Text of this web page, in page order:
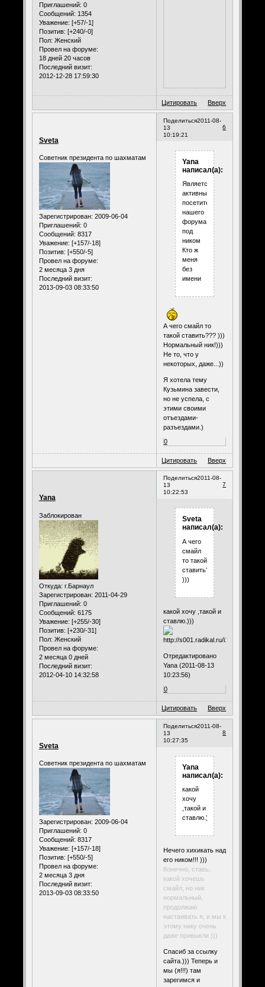
Приглашений: 0
Сообщений: 1354
Уважение: [+57/-1]
Позитив: [+240/-0]
Пол: Женский
Провел на форуме:
18 дней 20 часов
Последний визит:
2012-12-28 17:59:30
Цитировать Вверх
Поделиться
6
2011-08-
13
10:19:21
Sveta
Советник президента по шахматам
Зарегистрирован: 2009-06-04
Приглашений: 0
Сообщений: 8317
Уважение: [+157/-18]
Позитив: [+550/-5]
Провел на форуме:
2 месяца 3 дня
Последний визит:
2013-09-03 08:33:50
Yana
написал(а):
Является
активным
посетителем
нашего
форума
под
ником
Кто ж
меня
без
имени
А чего смайл то
такой ставить??? )))
Нормальный ник!)))
Не то, что у
некоторых, даже...))
Я хотела тему
Кузьмина завести,
но не успела, с
этими своими
отъездами-
разъездами.)
0
Цитировать Вверх
Поделиться
7
2011-08-
13
10:22:53
Yana
Заблокирован
Откуда: г.Барнаул
Зарегистрирован: 2011-04-29
Приглашений: 0
Сообщений: 6175
Уважение: [+255/-30]
Позитив: [+230/-31]
Пол: Женский
Провел на форуме:
2 месяца 0 дней
Последний визит:
2012-04-10 14:32:58
Sveta
написал(а):
А чего
смайл
то такой
ставить???
)))
какой хочу ,такой и
ставлю.)))
Отредактировано
Yana (2011-08-13
10:23:56)
0
Цитировать Вверх
Поделиться
8
2011-08-
13
10:27:35
Sveta
Советник президента по шахматам
Зарегистрирован: 2009-06-04
Приглашений: 0
Сообщений: 8317
Уважение: [+157/-18]
Позитив: [+550/-5]
Провел на форуме:
2 месяца 3 дня
Последний визит:
2013-09-03 08:33:50
Yana
написал(а):
какой
хочу
,такой и
ставлю.)))
Нечего хихикать над
его ником!!! )))
Конечно, ставь,
какой хочешь
смайл, но ник
нормальный,
продолжаю
настаивать я, и мы к
этому нику очень
даже привыкли.)))
Спасиб за ссылку
сайта.))) Теперь и
мы (я!!!) там
зарегимся и